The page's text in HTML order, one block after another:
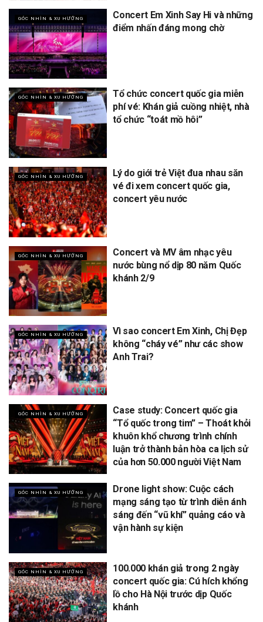
GÓC NHÌN & XU HƯỚNG
Concert Em Xinh Say Hi và những
điểm nhấn đáng mong chờ
GÓC NHÌN & XU HƯỚNG
Tổ chức concert quốc gia miễn
phí vé: Khán giả cuồng nhiệt, nhà
tổ chức “toát mồ hôi”
GÓC NHÌN & XU HƯỚNG
Lý do giới trẻ Việt đua nhau săn
vé đi xem concert quốc gia,
concert yêu nước
GÓC NHÌN & XU HƯỚNG
Concert và MV âm nhạc yêu
nước bùng nổ dịp 80 năm Quốc
khánh 2/9
GÓC NHÌN & XU HƯỚNG
Vì sao concert Em Xinh, Chị Đẹp
không “cháy vé” như các show
Anh Trai?
GÓC NHÌN & XU HƯỚNG
Case study: Concert quốc gia
“Tổ quốc trong tim” – Thoát khỏi
khuôn khổ chương trình chính
luận trở thành bản hòa ca lịch sử
của hơn 50.000 người Việt Nam
GÓC NHÌN & XU HƯỚNG
Drone light show: Cuộc cách
mạng sáng tạo từ trình diễn ánh
sáng đến “vũ khí” quảng cáo và
vận hành sự kiện
GÓC NHÌN & XU HƯỚNG
100.000 khán giả trong 2 ngày
concert quốc gia: Cú hích khổng
lồ cho Hà Nội trước dịp Quốc
khánh